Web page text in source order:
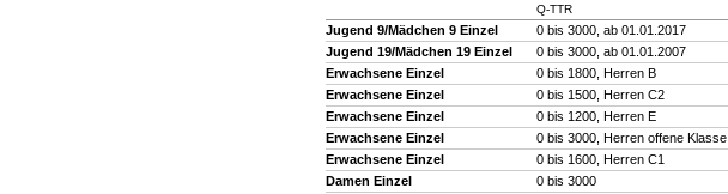
Q-TTR
Jugend 9/Mädchen 9 Einzel 0 bis 3000, ab 01.01.2017
Jugend 19/Mädchen 19 Einzel
0 bis 3000, ab 01.01.2007
Erwachsene Einzel
0 bis 1800, Herren B
Erwachsene Einzel
0 bis 1500, Herren C2
Erwachsene Einzel
0 bis 1200, Herren E
Erwachsene Einzel
0 bis 3000, Herren offene Klasse
Erwachsene Einzel
0 bis 1600, Herren C1
Damen Einzel
0 bis 3000